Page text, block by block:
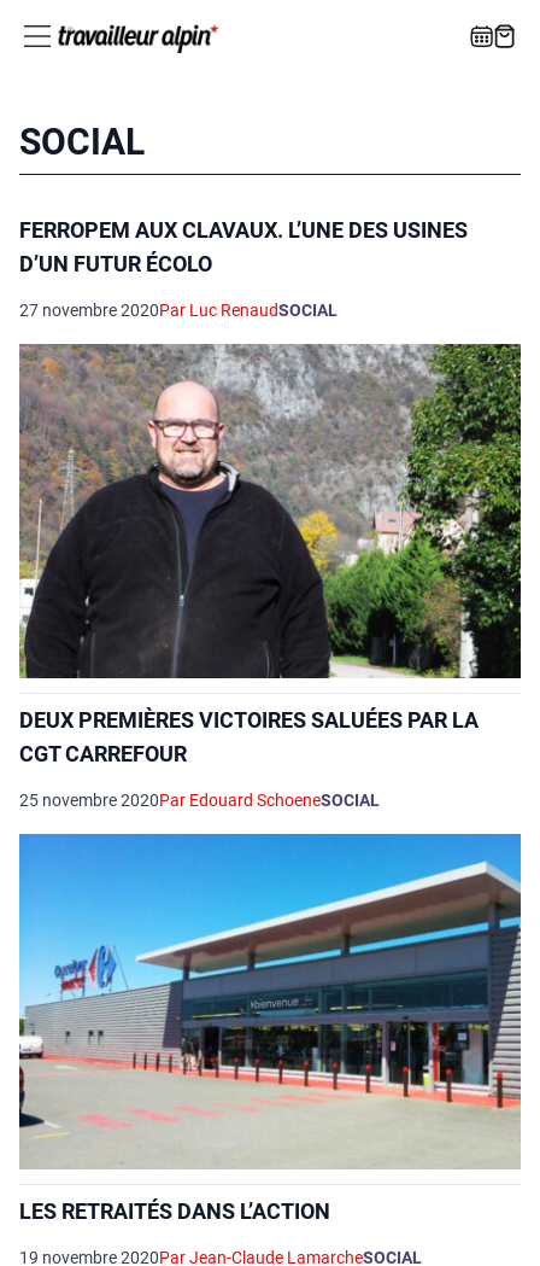
SOCIAL
FERROPEM AUX CLAVAUX. L’UNE DES USINES
D’UN FUTUR ÉCOLO
27 novembre 2020Par Luc RenaudSOCIAL
DEUX PREMIÈRES VICTOIRES SALUÉES PAR LA
CGT CARREFOUR
25 novembre 2020Par Edouard SchoeneSOCIAL
LES RETRAITÉS DANS L’ACTION
19 novembre 2020Par Jean-Claude LamarcheSOCIAL